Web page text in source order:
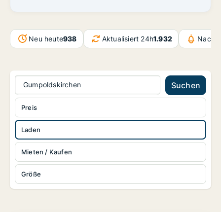
Neu heute938 Aktualisiert 24h1.932
Gumpoldskirchen Suchen
Laden
Mieten / Kaufen
Größe
Preis